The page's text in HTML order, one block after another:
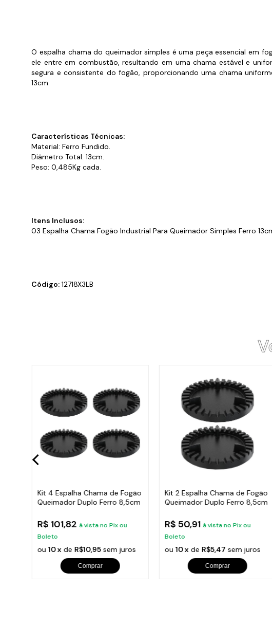
O espalha chama do queimador simples é uma peça essencial em
ele entre em combustão, resultando em uma chama estável e
segura e consistente do fogão, proporcionando uma chama
13cm.
Características Técnicas:
Material: Ferro Fundido.
Diâmetro Total: 13cm.
Peso: 0,485Kg cada.
Itens Inclusos:
03 Espalha Chama Fogão Industrial Para Queimador Simples Ferro
Código: 12718X3LB
Kit 4 Espalha Chama de Fogão
Queimador Duplo Ferro 8,5cm
R$ 101,82 à vista no Pix ou
Boleto
ou10 x de R$10,95sem juros
Comprar
Kit 2 Espalha Chama de Fogão
Queimador Duplo Ferro 8,5cm
R$ 50,91 à vista no Pix ou
Boleto
ou10 x de R$5,47 sem juros
Comprar